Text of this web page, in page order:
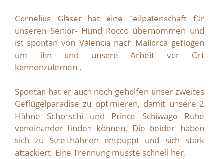
Cornelius Gläser hat eine Teilpatenschaft für
unseren Senior- Hund Rocco übernommen und
ist spontan von Valencia nach Mallorca geflogen
um ihn und unsere Arbeit vor Ort
kennenzulernen .
Spontan hat er auch noch geholfen unser zweites
Geflügelparadise zu optimieren, damit unsere 2
Hähne Schorschi und Prince Schiwago Ruhe
voneinander finden können. Die beiden haben
sich zu Streithähnen entpuppt und sich stark
attackiert. Eine Trennung musste schnell her.